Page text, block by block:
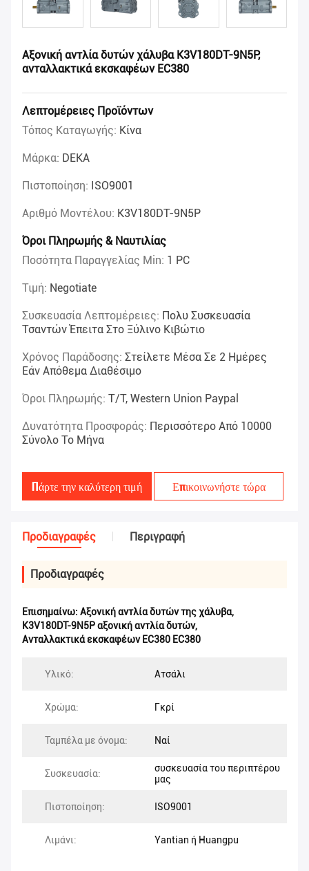
Αξονική αντλία δυτών χάλυβα K3V180DT-9N5P,
ανταλλακτικά εκσκαφέων EC380
Λεπτομέρειες Προϊόντων
Τόπος Καταγωγής: Κίνα
Μάρκα: DEKA
Πιστοποίηση: ISO9001
Αριθμό Μοντέλου: K3V180DT-9N5P
Όροι Πληρωμής & Ναυτιλίας
Ποσότητα Παραγγελίας Min: 1 PC
Τιμή: Negotiate
Συσκευασία Λεπτομέρειες: Πολυ Συσκευασία
Τσαντών Έπειτα Στο Ξύλινο Κιβώτιο
Χρόνος Παράδοσης: Στείλετε Μέσα Σε 2 Ημέρες
Εάν Απόθεμα Διαθέσιμο
Όροι Πληρωμής: T/T, Western Union Paypal
Δυνατότητα Προσφοράς: Περισσότερο Από 10000
Σύνολο Το Μήνα
Πάρτε την καλύτερη τιμή Επικοινωνήστε τώρα
Προδιαγραφές Περιγραφή
Προδιαγραφές
Επισημαίνω: Αξονική αντλία δυτών της χάλυβα,
K3V180DT-9N5P αξονική αντλία δυτών,
Ανταλλακτικά εκσκαφέων EC380 EC380
Υλικό: Ατσάλι
Χρώμα: Γκρί
Ταμπέλα με όνομα: Ναί
Συσκευασία:
συσκευασία του περιπτέρου
μας
Πιστοποίηση: ISO9001
Λιμάνι: Yantian ή Huangpu